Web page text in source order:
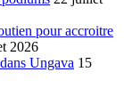
pour accroitre
2026
Ungava 15